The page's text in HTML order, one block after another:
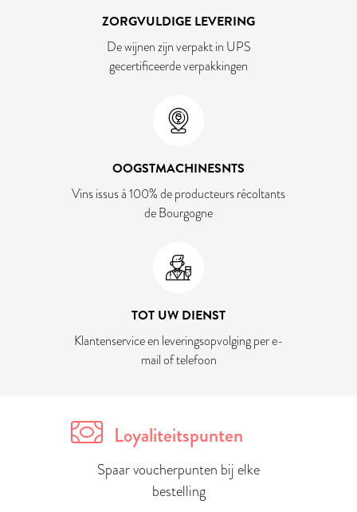
ZORGVULDIGE LEVERING
De wijnen zijn verpakt in UPS
gecertificeerde verpakkingen
OOGSTMACHINESNTS
Vins issus à 100% de producteurs récoltants
de Bourgogne
TOT UW DIENST
Klantenservice en leveringsopvolging per e-
mail of telefoon
Loyaliteitspunten
Spaar voucherpunten bij elke
bestelling